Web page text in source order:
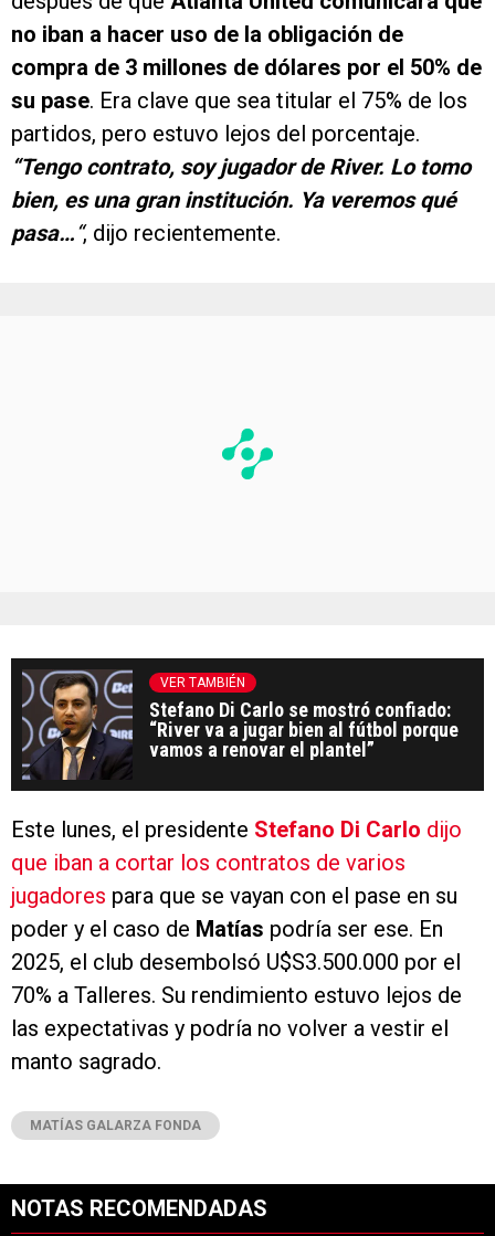
no iban a hacer uso de la obligación de
compra de 3 millones de dólares por el 50% de
su pase. Era clave que sea titular el 75% de los
partidos, pero estuvo lejos del porcentaje.
“Tengo contrato, soy jugador de River. Lo tomo
bien, es una gran institución. Ya veremos qué
pasa…“, dijo recientemente.
VER TAMBIÉN
Stefano Di Carlo se mostró confiado:
“River va a jugar bien al fútbol porque
vamos a renovar el plantel”
Este lunes, el presidente Stefano Di Carlo dijo
que iban a cortar los contratos de varios
jugadores para que se vayan con el pase en su
poder y el caso de Matías podría ser ese. En
2025, el club desembolsó U$S3.500.000 por el
70% a Talleres. Su rendimiento estuvo lejos de
las expectativas y podría no volver a vestir el
manto sagrado.
MATÍAS GALARZA FONDA
NOTAS RECOMENDADAS